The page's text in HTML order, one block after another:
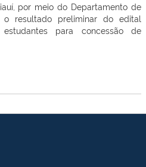
por meio do Departamento de
o resultado preliminar do edital
para concessão de